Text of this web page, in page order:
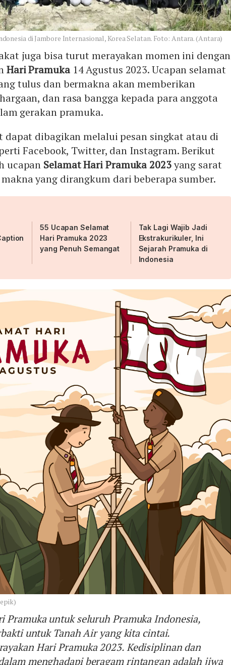
di Jambore Internasional, Korea Selatan. Foto: Antara. (Antara)
juga bisa turut merayakan momen ini dengan
Hari Pramuka14 Agustus 2023. Ucapan selamat
tulus dan bermakna akan memberikan
dan rasa bangga kepada para anggota
gerakan pramuka.
dapat dibagikan melalui pesan singkat atau di
Facebook, Twitter, dan Instagram. Berikut
ucapan Selamat Hari Pramuka 2023yang sarat
yang dirangkum dari beberapa sumber.
55 Ucapan Selamat
Hari Pramuka 2023
yang Penuh Semangat
Tak Lagi Wajib Jadi
Ekstrakurikuler, Ini
Sejarah Pramuka di
Indonesia
Pramuka untuk seluruh Pramuka Indonesia,
untuk Tanah Air yang kita cintai.
Hari Pramuka 2023. Kedisiplinan dan
menghadapi beragam rintangan adalah jiwa